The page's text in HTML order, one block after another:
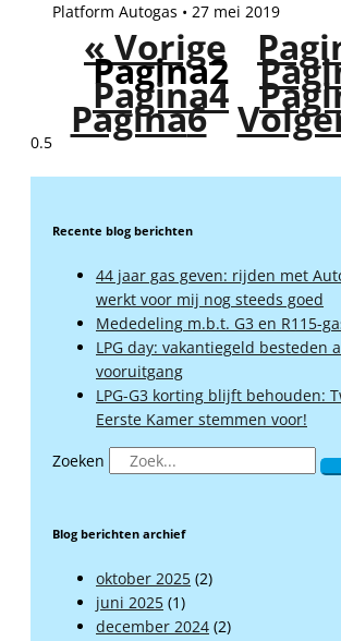
Platform Autogas
27 mei 2019
« Vorige
Pagina2
Pagina4
Pagina6
Recente blog berichten
44 jaar gas geven: rijden met
werkt voor mij nog steeds goed
Mededeling m.b.t. G3 en R115-
LPG day: vakantiegeld besteden
vooruitgang
LPG-G3 korting blijft behouden:
Eerste Kamer stemmen voor!
Zoeken
Blog berichten archief
oktober 2025 (2)
juni 2025 (1)
december 2024 (2)